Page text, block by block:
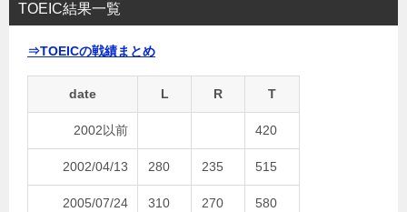
TOEIC結果一覧
⇒TOEICの戦績まとめ
date L R T
2002以前 420
2002/04/13 280 235 515
2005/07/24 310 270 580